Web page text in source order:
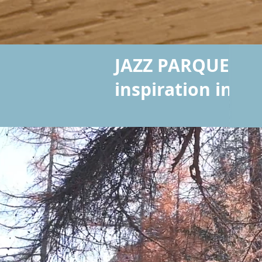
JAZZ PARQUET
inspiration in